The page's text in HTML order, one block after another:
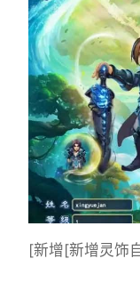
[新增[新增灵饰